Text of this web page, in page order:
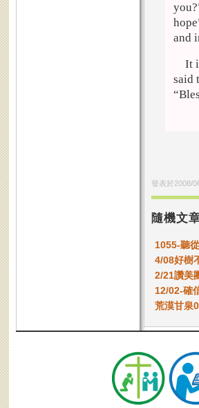
and
It
said
發表於2008/
隨機文
1055-聽
4/08好樹
2/21讚美
12/02-確
荒漠甘泉